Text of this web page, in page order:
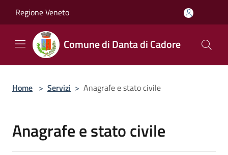
Regione Veneto
Comune di Danta di Cadore
Home > Servizi > Anagrafe e stato civile
Anagrafe e stato civile